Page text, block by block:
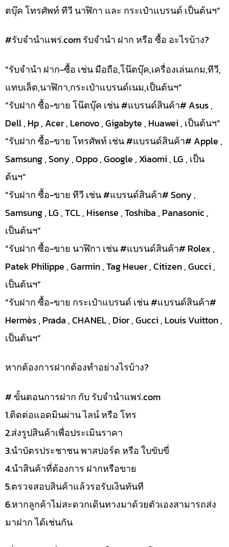
ตบุ๊ค โทรศัพท์ ทีวี นาฬิกา และ กระเป๋าแบรนด์ เป็นต้นฯ”
#รับจํานําแพร่.com รับจำนำ ฝาก หรือ ซื้อ อะไรบ้าง?
“รับจำนำ ฝาก-ซื้อ เช่น มือถือ,โน๊ตบุ๊ค,เครื่องเล่นเกม,ทีวี,
แทบเล็ต,นาฬิกา,กระเป๋าแบรนด์เนม,เป็นต้นฯ”
“รับฝาก ซื้อ-ขาย โน๊ตบุ๊ค เช่น #แบรนด์สินค้า# Asus ,
Dell , Hp , Acer , Lenovo , Gigabyte , Huawei , เป็นต้นฯ”
“รับฝาก ซื้อ-ขาย โทรศัพท์ เช่น #แบรนด์สินค้า# Apple ,
Samsung , Sony , Oppo , Google , Xiaomi , LG , เป็น
ต้นฯ”
“รับฝาก ซื้อ-ขาย ทีวี เช่น #แบรนด์สินค้า# Sony ,
Samsung , LG , TCL , Hisense , Toshiba , Panasonic ,
เป็นต้นฯ”
“รับฝาก ซื้อ-ขาย นาฬิกา เช่น #แบรนด์สินค้า# Rolex ,
Patek Philippe , Garmin , Tag Heuer , Citizen , Gucci ,
เป็นต้นฯ”
“รับฝาก ซื้อ-ขาย กระเป๋าแบรนด์ เช่น #แบรนด์สินค้า#
Hermès , Prada , CHANEL , Dior , Gucci , Louis Vuitton ,
เป็นต้นฯ”
หากต้องการฝากต้องทำอย่างไรบ้าง?
# ขั้นตอนการฝาก กับ รับจำนำแพร่.com
1.ติดต่อแอดมินผ่าน ไลน์ หรือ โทร
2.ส่งรูปสินค้าเพื่อประเมินราคา
3.นำบัตรประชาชน พาสปอร์ต หรือ ใบขับขี่
4.นำสินค้าที่ต้องการ ฝากหรือขาย
5.ตรวจสอบสินค้าแล้วรอรับเงินทันที
6.หากลูกค้าไม่สะดวกเดินทางมาด้วยตัวเองสามารถส่ง
มาฝาก ได้เช่นกัน